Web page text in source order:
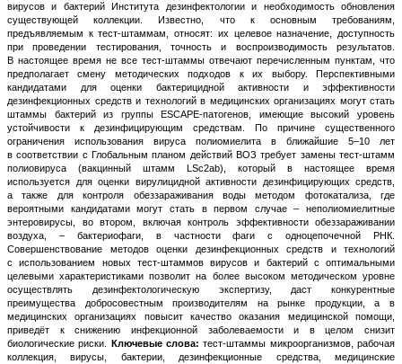
вирусов и бактерий Института дезинфектологии и необходимость обновления
существующей коллекции. Известно, что к основным требованиям,
предъявляемым к тест-штаммам, относят: их целевое назначение, доступность
при проведении тестирования, точность и воспроизводимость результатов.
В настоящее время не все тест-штаммы отвечают перечисленным пунктам, что
предполагает смену методических подходов к их выбору. Перспективными
кандидатами для оценки бактерицидной активности и эффективности
дезинфекционных средств и технологий в медицинских организациях могут стать
штаммы бактерий из группы ESCAPE-патогенов, имеющие высокий уровень
устойчивости к дезинфицирующим средствам. По причине существенного
ограничения использования вируса полиомиелита в ближайшие 5–10 лет
в соответствии с Глобальным планом действий ВОЗ требует замены тест-штамм
полиовируса (вакцинный штамм LSc2ab), который в настоящее время
используется для оценки вирулицидной активности дезинфицирующих средств,
а также для контроля обеззараживания воды методом фотокатализа, где
вероятными кандидатами могут стать в первом случае – неполиомиелитные
энтеровирусы, во втором, включая контроль эффективности обеззараживании
воздуха, – бактериофаги, в частности фаги с одноцепочечной РНК.
Совершенствование методов оценки дезинфекционных средств и технологий
с использованием новых тест-штаммов вирусов и бактерий с оптимальными
целевыми характеристиками позволит на более высоком методическом уровне
осуществлять дезинфектологическую экспертизу, даст конкурентные
преимущества добросовестным производителям на рынке продукции, а в
медицинских организациях повысит качество оказания медицинской помощи,
приведёт к снижению инфекционной заболеваемости и в целом снизит
биологические риски. Ключевые слова: тест-штаммы микроорганизмов, рабочая
коллекция, вирусы, бактерии, дезинфекционные средства, медицинские